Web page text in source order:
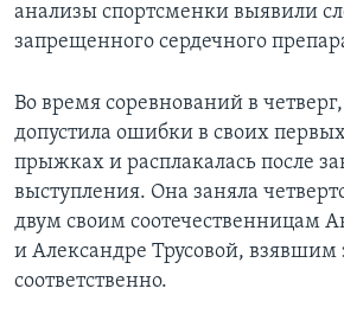
анализы спортсменки выявили
запрещенного сердечного
Во время соревнований в
допустила ошибки в своих
прыжках и расплакалась после
выступления. Она заняла
двум своим соотечественницам
и Александре Трусовой, взявшим
соответственно.